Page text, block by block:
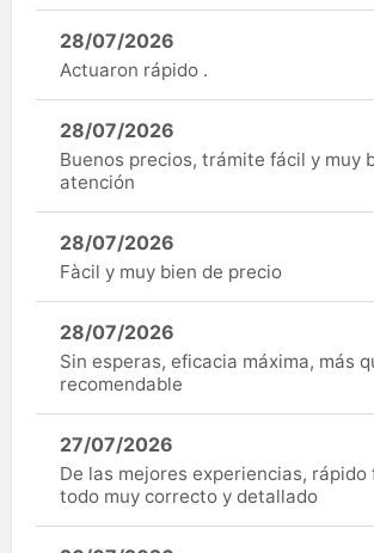
28/07/2026
Actuaron rápido .
28/07/2026
Buenos precios, trámite fácil y muy
atención
28/07/2026
Fàcil y muy bien de precio
28/07/2026
Sin esperas, eficacia máxima, más
recomendable
27/07/2026
De las mejores experiencias, rápido
todo muy correcto y detallado